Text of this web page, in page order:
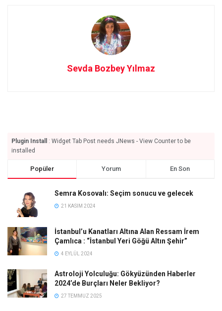
Sevda Bozbey Yılmaz
Plugin Install
: Widget Tab Post needs JNews - View Counter to be
installed
Popüler Yorum En Son
Semra Kosovalı: Seçim sonucu ve gelecek
21 KASIM 2024
İstanbul’u Kanatları Altına Alan Ressam İrem
Çamlıca : “İstanbul Yeri Göğü Altın Şehir”
4 EYLÜL 2024
Astroloji Yolculuğu: Gökyüzünden Haberler
2024’de Burçları Neler Bekliyor?
27 TEMMUZ 2025